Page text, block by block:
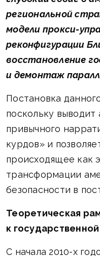
региональной
модели прокси-
реконфигурации
восстановление
и демонтаж
Постановка
поскольку выводит
привычного
курдов» и
происходящее как
трансформации
безопасности в
Теоретическая
к
С начала 2010-х